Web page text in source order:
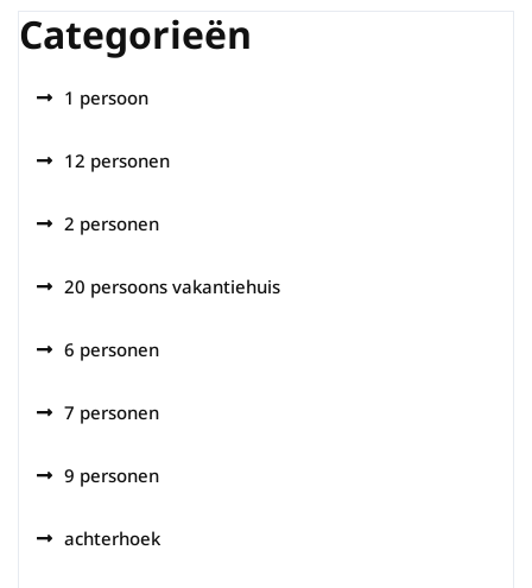
Categorieën
1 persoon
12 personen
2 personen
20 persoons vakantiehuis
6 personen
7 personen
9 personen
achterhoek